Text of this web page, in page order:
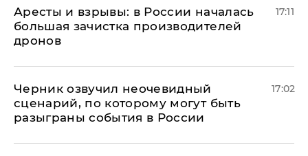
Аресты и взрывы: в России началась
большая зачистка производителей
дронов
17:11
Черник озвучил неочевидный
сценарий, по которому могут быть
разыграны события в России
17:02